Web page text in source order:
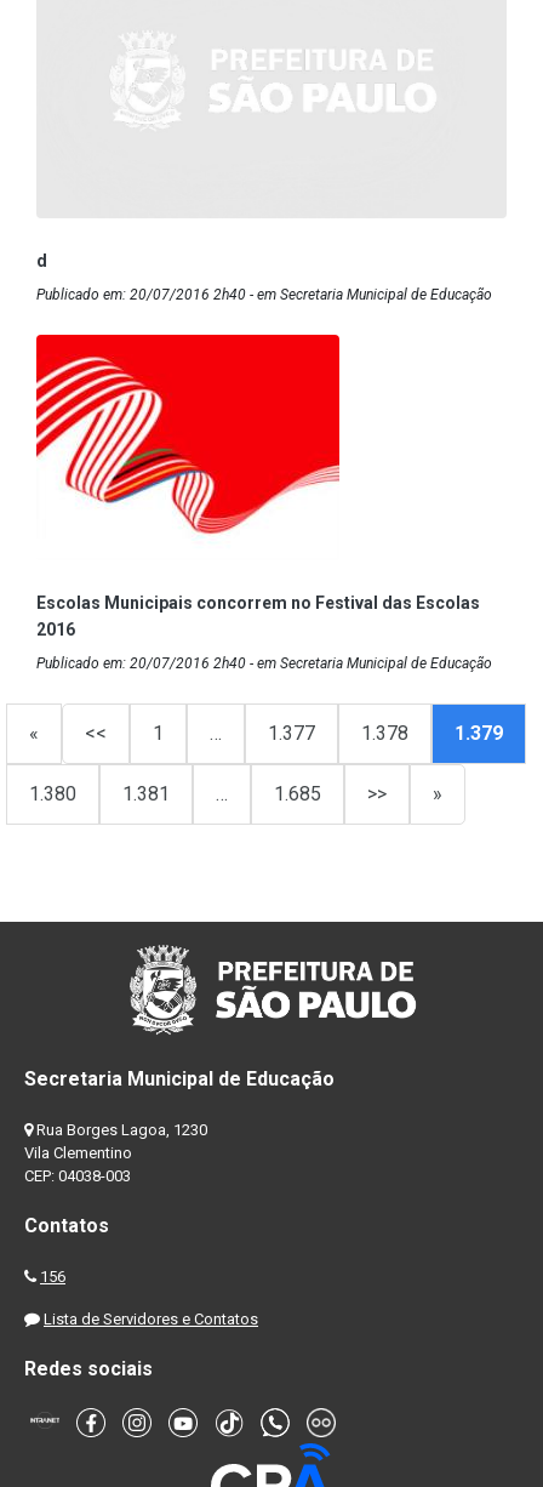
d
Publicado em: 20/07/2016 2h40 - em Secretaria Municipal de Educação
Escolas Municipais concorrem no Festival das Escolas
2016
Publicado em: 20/07/2016 2h40 - em Secretaria Municipal de Educação
« << 1 … 1.377 1.378 1.379
1.380 1.381 … 1.685 >> »
Secretaria Municipal de Educação
Rua Borges Lagoa, 1230
Vila Clementino
CEP: 04038-003
Contatos
156
Lista de Servidores e Contatos
Redes sociais